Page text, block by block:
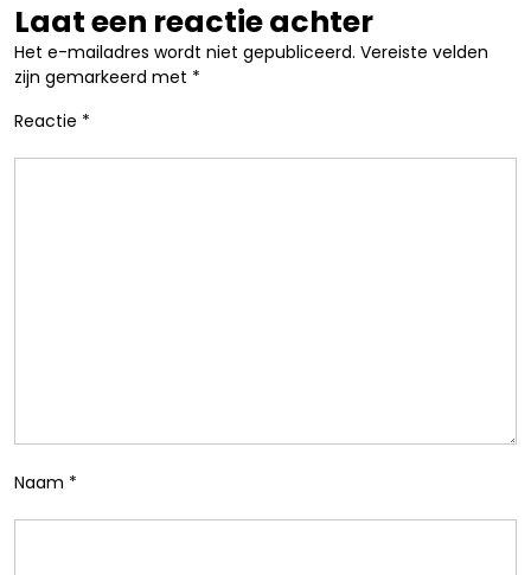
Laat een reactie achter
Het e-mailadres wordt niet gepubliceerd. Vereiste velden
zijn gemarkeerd met *
Reactie *
Naam *